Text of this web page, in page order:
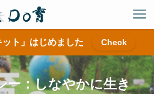
ット」はじめました Check
ー：しなやかに生き